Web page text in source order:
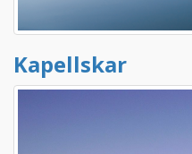
Kapellskar